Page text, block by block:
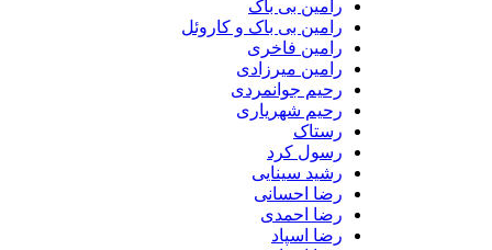
رامین بی باک
رامین بی باک و کاروئل
رامین فاخری
رامین میرزادی
رحیم جوانمردی
رحیم شهریاری
رستاک
رسول کرد
رشید سینایی
رضا احسانی
رضا احمدی
رضا اسپاد